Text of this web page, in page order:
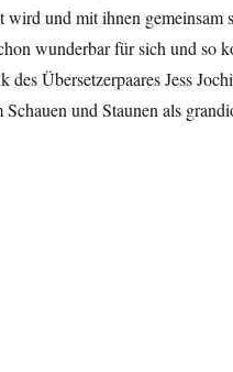
wird und mit ihnen gemeinsam
wunderbar für sich und so
des Übersetzerpaares Jess
und Staunen als